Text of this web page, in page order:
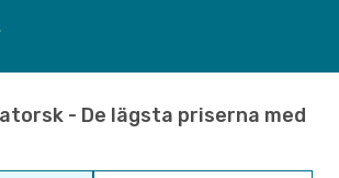
- De lägsta priserna med